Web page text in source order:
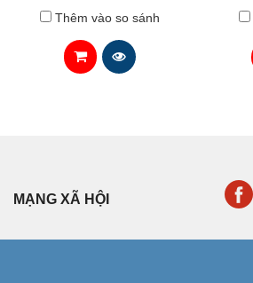
Thêm vào so sánh
MẠNG XÃ HỘI